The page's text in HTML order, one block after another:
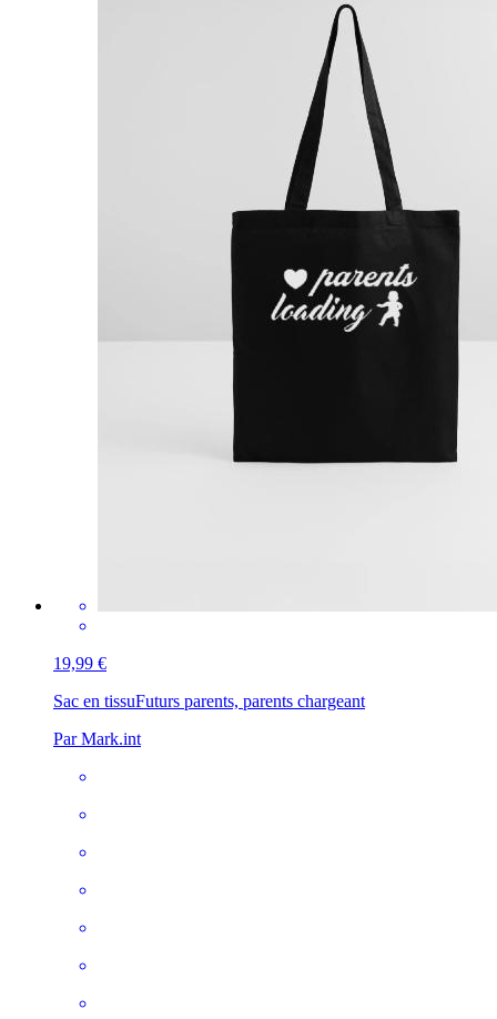
19,99 €
Sac en tissuFuturs parents, parents chargeant
Par Mark.int